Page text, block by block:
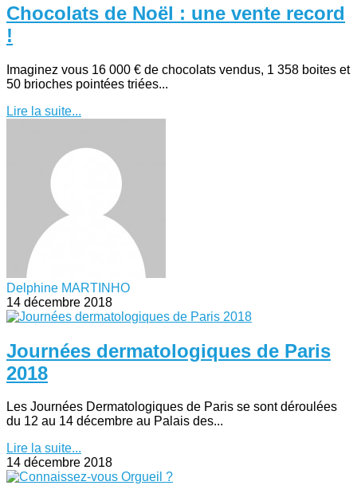
Chocolats de Noël : une vente record
!
Imaginez vous 16 000 € de chocolats vendus, 1 358 boites et
50 brioches pointées triées...
Lire la suite...
Delphine MARTINHO
14 décembre 2018
Journées dermatologiques de Paris
2018
Les Journées Dermatologiques de Paris se sont déroulées
du 12 au 14 décembre au Palais des...
Lire la suite...
14 décembre 2018